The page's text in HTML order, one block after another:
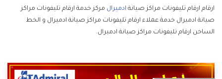
ارقام ارقام تليفونات مراكز صيانة ادميرال مركز خدمة ارقام تليفونات مراكز
صيانة ادميرال خدمة عملاء ارقام تليفونات مراكز صيانة ادميرال و الخط
الساخن ارقام تليفونات مراكز صيانة ادميرال.